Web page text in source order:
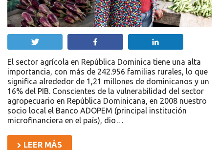
El sector agrícola en República Dominica tiene una alta
importancia, con más de 242.956 familias rurales, lo que
significa alrededor de 1,21 millones de dominicanos y un
16% del PIB. Conscientes de la vulnerabilidad del sector
agropecuario en República Dominicana, en 2008 nuestro
socio local el Banco ADOPEM (principal institución
microfinanciera en el país), dio…
LEER MÁS